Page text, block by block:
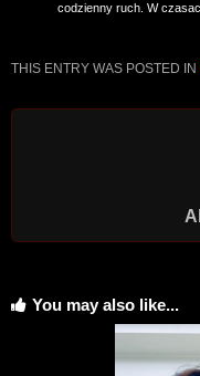
codzienny ruch. W
THIS ENTRY WAS POSTED IN
You may also like...